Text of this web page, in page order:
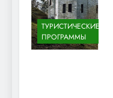
ТУРИСТИЧЕСКИЕ
ПРОГРАММЫ